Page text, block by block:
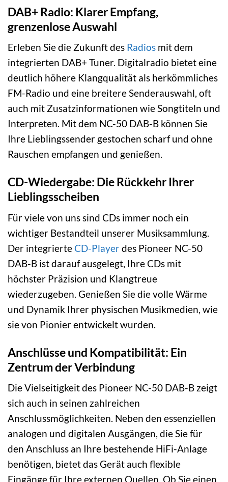
DAB+ Radio: Klarer Empfang,
grenzenlose Auswahl
Erleben Sie die Zukunft des Radios mit dem
integrierten DAB+ Tuner. Digitalradio bietet eine
deutlich höhere Klangqualität als herkömmliches
FM-Radio und eine breitere Senderauswahl, oft
auch mit Zusatzinformationen wie Songtiteln und
Interpreten. Mit dem NC-50 DAB-B können Sie
Ihre Lieblingssender gestochen scharf und ohne
Rauschen empfangen und genießen.
CD-Wiedergabe: Die Rückkehr Ihrer
Lieblingsscheiben
Für viele von uns sind CDs immer noch ein
wichtiger Bestandteil unserer Musiksammlung.
Der integrierteCD-Playerdes Pioneer NC-50
DAB-B ist darauf ausgelegt, Ihre CDs mit
höchster Präzision und Klangtreue
wiederzugeben. Genießen Sie die volle Wärme
und Dynamik Ihrer physischen Musikmedien, wie
sie von Pionier entwickelt wurden.
Anschlüsse und Kompatibilität: Ein
Zentrum der Verbindung
Die Vielseitigkeit des Pioneer NC-50 DAB-B zeigt
sich auch in seinen zahlreichen
Anschlussmöglichkeiten. Neben den essenziellen
analogen und digitalen Ausgängen, die Sie für
den Anschluss an Ihre bestehende HiFi-Anlage
benötigen, bietet das Gerät auch flexible
Eingänge für Ihre externen Quellen. Ob Sie einen